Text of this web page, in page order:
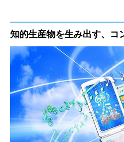
知的生産物を生み出す、コ